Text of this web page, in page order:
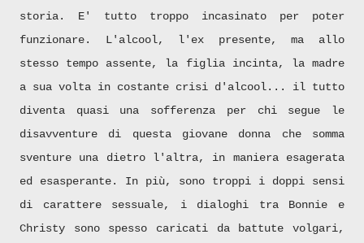
storia. E' tutto troppo incasinato per poter
funzionare. L'alcool, l'ex presente, ma allo
stesso tempo assente, la figlia incinta, la madre
a sua volta in costante crisi d'alcool... il tutto
diventa quasi una sofferenza per chi segue le
disavventure di questa giovane donna che somma
sventure una dietro l'altra, in maniera esagerata
ed esasperante. In più, sono troppi i doppi sensi
di carattere sessuale, i dialoghi tra Bonnie e
Christy sono spesso caricati da battute volgari,